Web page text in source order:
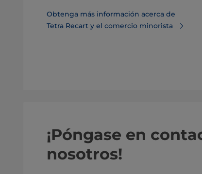
Obtenga más información acerca de
Tetra Recart y el comercio minorista
¡Póngase en
nosotros!